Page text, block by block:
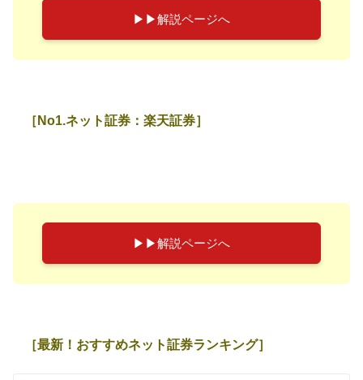
▶︎▶︎解説ページへ
［No1.ネット証券：楽天証券］
▶︎▶︎解説ページへ
［最新！おすすめネット証券ランキング］